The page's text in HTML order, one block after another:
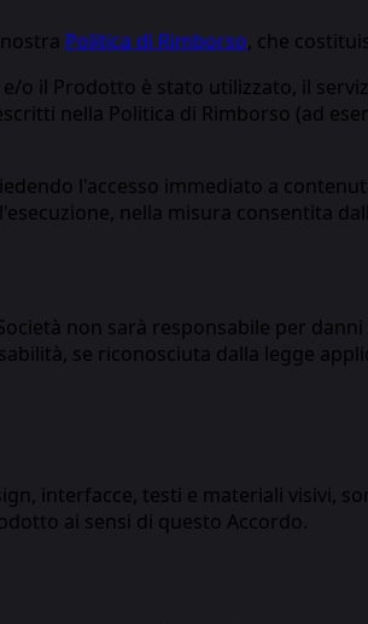
Politica di Rimborso, che
o il Prodotto è stato utilizzato, il
nella Politica di Rimborso (ad
l'accesso immediato a
nella misura consentita
non sarà responsabile per
se riconosciuta dalla legge
interfacce, testi e materiali visivi,
ai sensi di questo Accordo.